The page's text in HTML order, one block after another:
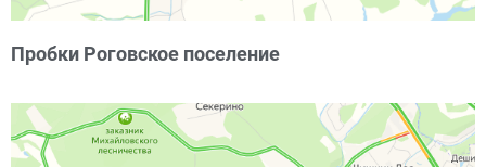
Пробки Роговское поселение